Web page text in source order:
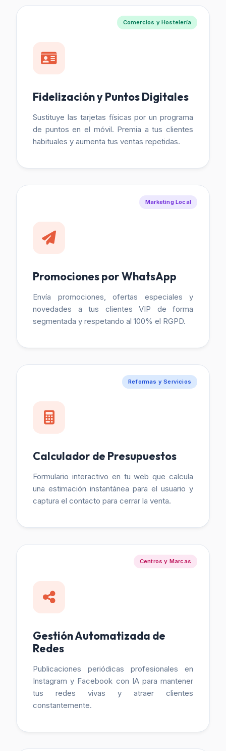
Comercios y Hostelería
Fidelización y Puntos Digitales
Sustituye las tarjetas físicas por un programa
de puntos en el móvil. Premia a tus clientes
habituales y aumenta tus ventas repetidas.
Marketing Local
Promociones por WhatsApp
Envía promociones, ofertas especiales y
novedades a tus clientes VIP de forma
segmentada y respetando al 100% el RGPD.
Reformas y Servicios
Calculador de Presupuestos
Formulario interactivo en tu web que calcula
una estimación instantánea para el usuario y
captura el contacto para cerrar la venta.
Centros y Marcas
Gestión Automatizada de
Redes
Publicaciones periódicas profesionales en
Instagram y Facebook con IA para mantener
tus redes vivas y atraer clientes
constantemente.